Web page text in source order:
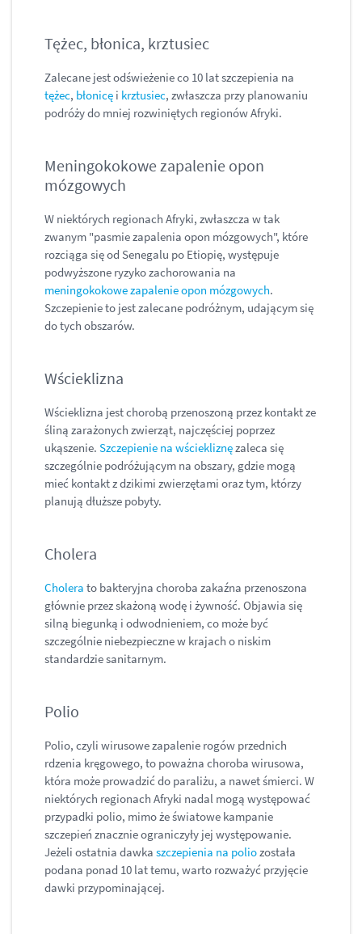
Tężec, błonica, krztusiec
Zalecane jest odświeżenie co 10 lat szczepienia na
tężec, błonicę i krztusiec, zwłaszcza przy planowaniu
podróży do mniej rozwiniętych regionów Afryki.
Meningokokowe zapalenie opon
mózgowych
W niektórych regionach Afryki, zwłaszcza w tak
zwanym "pasmie zapalenia opon mózgowych", które
rozciąga się od Senegalu po Etiopię, występuje
podwyższone ryzyko zachorowania na
meningokokowe zapalenie opon mózgowych.
Szczepienie to jest zalecane podróżnym, udającym się
do tych obszarów.
Wścieklizna
Wścieklizna jest chorobą przenoszoną przez kontakt ze
śliną zarażonych zwierząt, najczęściej poprzez
ukąszenie. Szczepienie na wściekliznęzaleca się
szczególnie podróżującym na obszary, gdzie mogą
mieć kontakt z dzikimi zwierzętami oraz tym, którzy
planują dłuższe pobyty.
Cholera
Cholera to bakteryjna choroba zakaźna przenoszona
głównie przez skażoną wodę i żywność. Objawia się
silną biegunką i odwodnieniem, co może być
szczególnie niebezpieczne w krajach o niskim
standardzie sanitarnym.
Polio
Polio, czyli wirusowe zapalenie rogów przednich
rdzenia kręgowego, to poważna choroba wirusowa,
która może prowadzić do paraliżu, a nawet śmierci. W
niektórych regionach Afryki nadal mogą występować
przypadki polio, mimo że światowe kampanie
szczepień znacznie ograniczyły jej występowanie.
Jeżeli ostatnia dawka szczepienia na poliozostała
podana ponad 10 lat temu, warto rozważyć przyjęcie
dawki przypominającej.